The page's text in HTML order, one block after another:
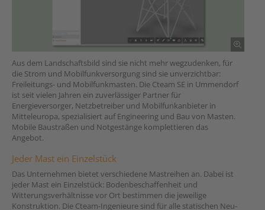
Aus dem Landschaftsbild sind sie nicht mehr wegzudenken, für
die Strom und Mobilfunkversorgung sind sie unverzichtbar:
Freileitungs- und Mobilfunkmasten. Die Cteam SE in Ummendorf
ist seit vielen Jahren ein zuverlässiger Partner für
Energieversorger, Netzbetreiber und Mobilfunkanbieter in
Mitteleuropa, spezialisiert auf Engineering und Bau von Masten.
Mobile Baustraßen und Notgestänge komplettieren das
Angebot.
Jeder Mast ein Einzelstück
Das Unternehmen bietet verschiedene Mastreihen an. Dabei ist
jeder Mast ein Einzelstück: Bodenbeschaffenheit und
Witterungsverhältnisse vor Ort bestimmen die jeweilige
Konstruktion. Die Cteam-Ingenieure sind für alle statischen Neu-